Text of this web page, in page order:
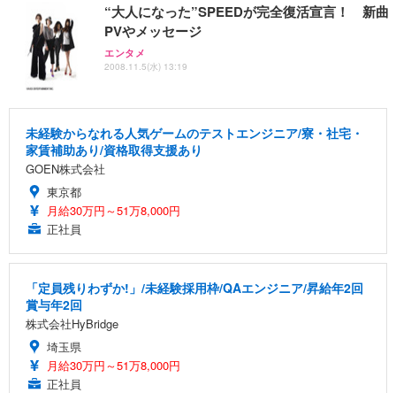
“大人になった”SPEEDが完全復活宣言！ 新曲
PVやメッセージ
エンタメ
2008.11.5(水) 13:19
未経験からなれる人気ゲームのテストエンジニア/寮・社宅・
家賃補助あり/資格取得支援あり
GOEN株式会社
東京都
月給30万円～51万8,000円
正社員
「定員残りわずか!」/未経験採用枠/QAエンジニア/昇給年2回
賞与年2回
株式会社HyBridge
埼玉県
月給30万円～51万8,000円
正社員